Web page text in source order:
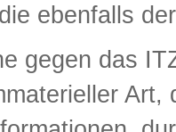
die ebenfalls
gegen das